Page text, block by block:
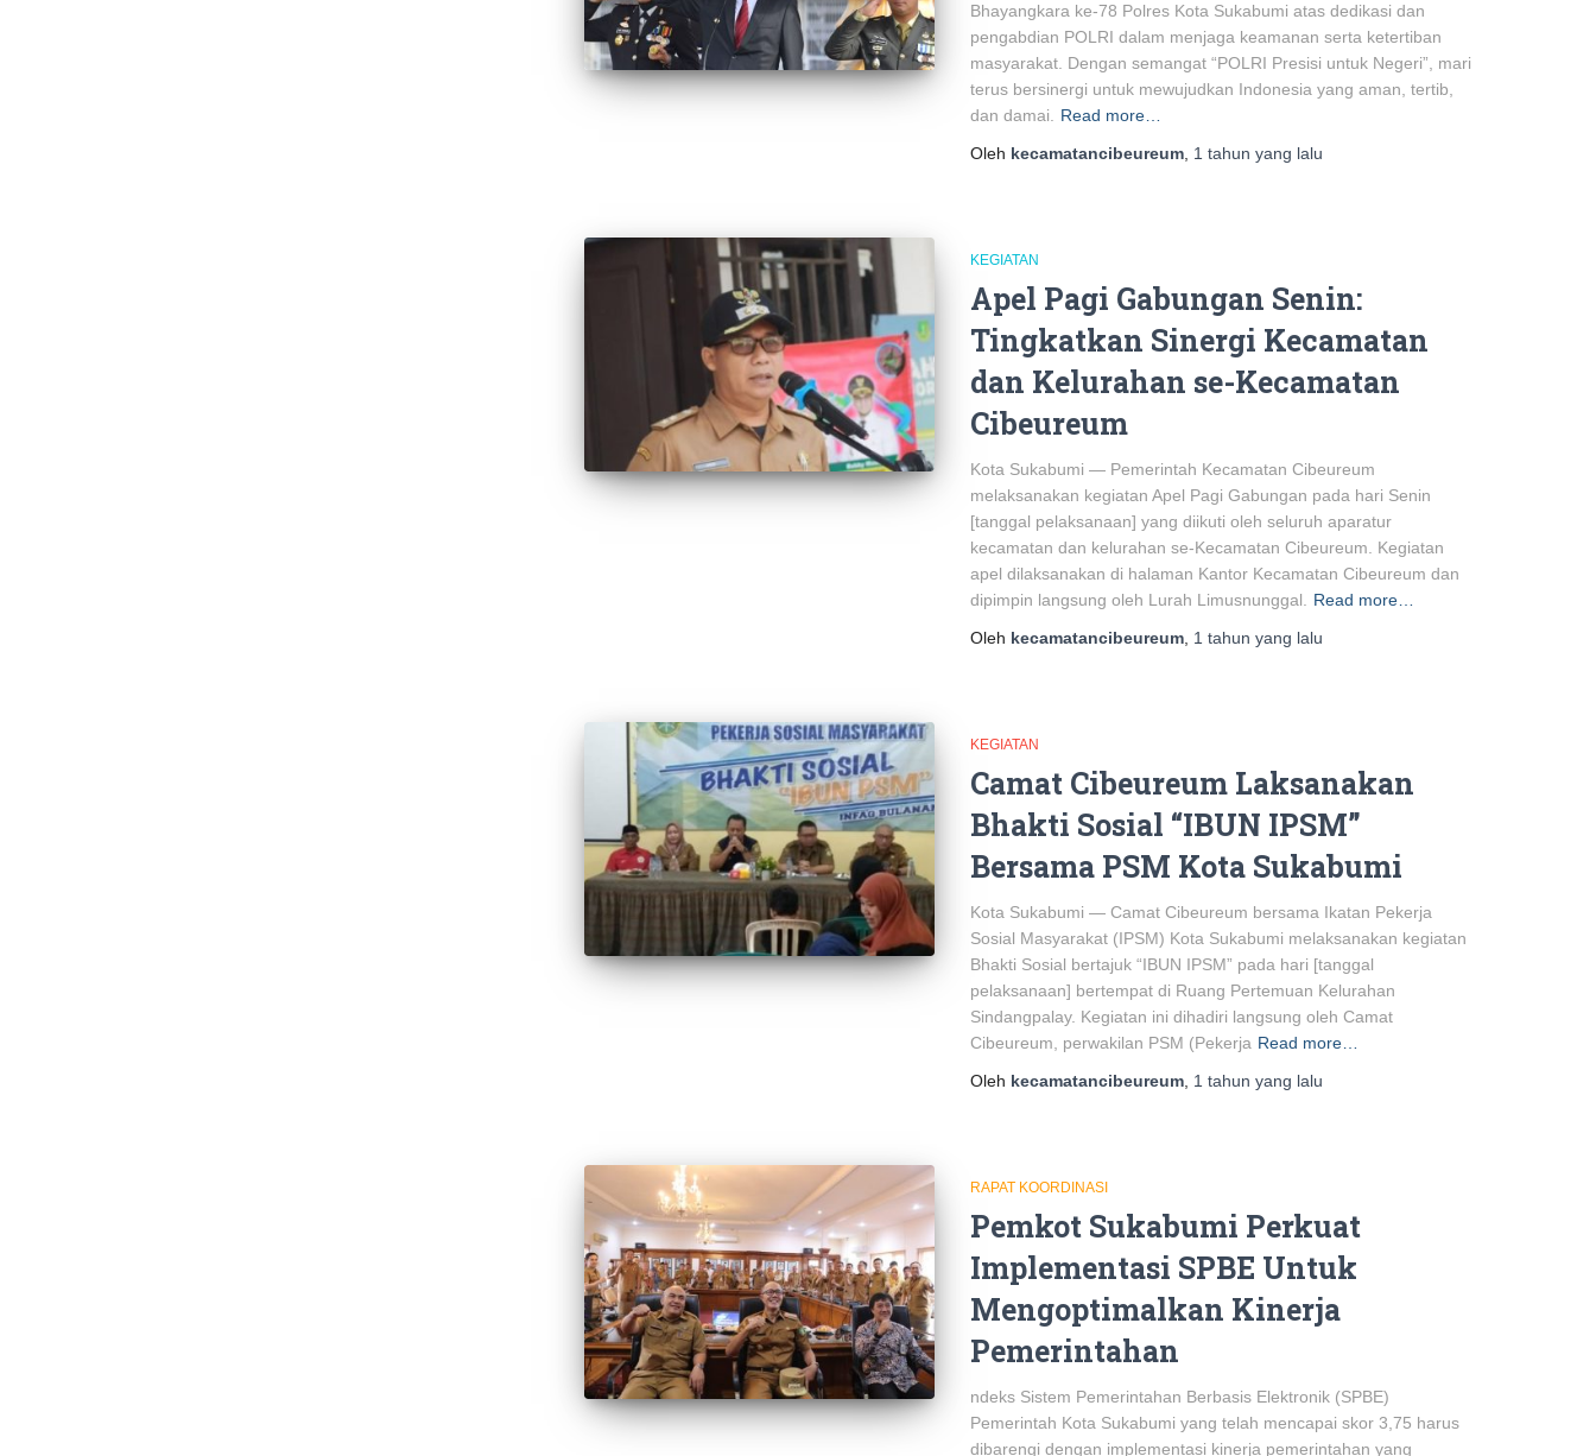
Bhayangkara ke-78 Polres Kota Sukabumi atas dedikasi dan
pengabdian POLRI dalam menjaga keamanan serta ketertiban
masyarakat. Dengan semangat “POLRI Presisi untuk Negeri”, mari
terus bersinergi untuk mewujudkan Indonesia yang aman, tertib,
dan damai.
Read more…
Oleh kecamatancibeureum 1 tahun yang lalu
KEGIATAN
Apel Pagi Gabungan Senin:
Tingkatkan Sinergi Kecamatan
dan Kelurahan se-Kecamatan
Cibeureum
Kota Sukabumi — Pemerintah Kecamatan Cibeureum
melaksanakan kegiatan Apel Pagi Gabungan pada hari Senin
[tanggal pelaksanaan] yang diikuti oleh seluruh aparatur
kecamatan dan kelurahan se-Kecamatan Cibeureum. Kegiatan
apel dilaksanakan di halaman Kantor Kecamatan Cibeureum dan
dipimpin langsung oleh Lurah Limusnunggal.
Read more…
Oleh kecamatancibeureum 1 tahun yang lalu
KEGIATAN
Camat Cibeureum Laksanakan
Bhakti Sosial “IBUN IPSM”
Bersama PSM Kota Sukabumi
Kota Sukabumi — Camat Cibeureum bersama Ikatan Pekerja
Sosial Masyarakat (IPSM) Kota Sukabumi melaksanakan kegiatan
Bhakti Sosial bertajuk “IBUN IPSM” pada hari [tanggal
pelaksanaan] bertempat di Ruang Pertemuan Kelurahan
Sindangpalay. Kegiatan ini dihadiri langsung oleh Camat
Cibeureum, perwakilan PSM (Pekerja Read more…
Oleh kecamatancibeureum 1 tahun yang lalu
RAPAT KOORDINASI
Pemkot Sukabumi Perkuat
Implementasi SPBE Untuk
Mengoptimalkan Kinerja
Pemerintahan
ndeks Sistem Pemerintahan Berbasis Elektronik (SPBE)
Pemerintah Kota Sukabumi yang telah mencapai skor 3,75 harus
dibarengi dengan implementasi kinerja pemerintahan yang